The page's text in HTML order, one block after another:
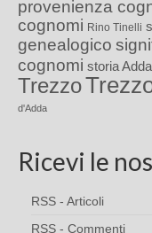
provenienza
cognomi Rino Tinelli
genealogico
cognomi storia Adda
Trezzo
d'Adda
Ricevi le
RSS - Articoli
RSS - Commenti